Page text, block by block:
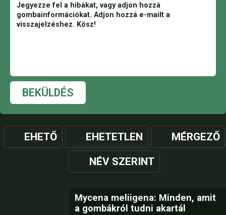
BEKÜLDÉS
EHETŐ EHETETLEN MÉRGEZŐ
NÉV SZERINT
Mycena meliigena: Minden, amit
a gombákról tudni akartál